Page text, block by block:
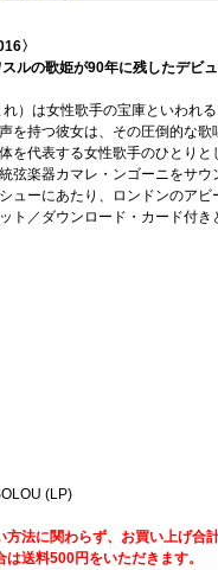
〉
ルの歌姫が90年に残したデビ
）は女性歌手の宝庫といわれ
を持つ彼女は、その圧倒的な
を代表する女性歌手のひとり
弦楽器カマレ・ンゴーニをサ
ューにあたり、ロンドンのア
ト／ダウンロード・カード付き
(LP)
法に関わらず、お買い上げ合
送料500円をいただきます。